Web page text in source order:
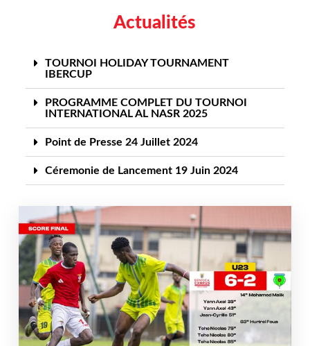
Actualités
TOURNOI HOLIDAY TOURNAMENT
IBERCUP
PROGRAMME COMPLET DU TOURNOI
INTERNATIONAL AL NASR 2025
Point de Presse 24 Juillet 2024
Céremonie de Lancement 19 Juin 2024